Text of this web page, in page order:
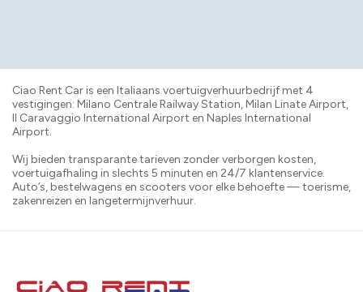
Ciao Rent Car is een Italiaans voertuigverhuurbedrijf met 4
vestigingen: Milano Centrale Railway Station, Milan Linate Airport,
Il Caravaggio International Airport en Naples International
Airport.
Wij bieden transparante tarieven zonder verborgen kosten,
voertuigafhaling in slechts 5 minuten en 24/7 klantenservice.
Auto’s, bestelwagens en scooters voor elke behoefte — toerisme,
zakenreizen en langetermijnverhuur.